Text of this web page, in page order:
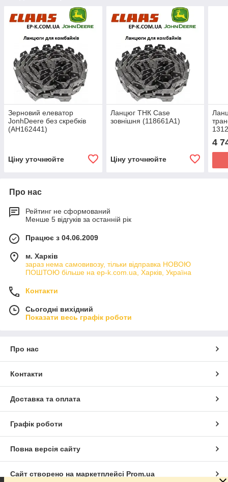
Зерновий елеватор
JonhDeere без скребків
(АН162441)
Ціну уточнюйте
Ланцюг ТНК Case
зовнішня (118661А1)
Ціну уточнюйте
4
Про нас
Рейтинг не сформований
Менше 5 відгуків за останній рік
Працює з 04.06.2009
м. Харків
зараз нема самовивозу, тільки відправка НОВОЮ
ПОШТОЮ більше на ep-k.com.ua, Харків, Україна
Контакти
Сьогодні вихідний
Показати весь графік роботи
Про нас
Контакти
Доставка та оплата
Графік роботи
Повна версія сайту
Сайт створено на маркетплейсі Prom.ua